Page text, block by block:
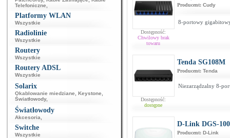
Telefoniczne
Platformy WLAN
Wszystkie
Radiolinie
Wszystkie
Routery
Wszystkie
Routery ADSL
Wszystkie
Solarix
Okablowanie miedziane Keystone
Światłowody,
Światłowody
Akcesoria
Switche
Wszystkie
Dostępność:
Chwilowy brak
towaru
Producent: Cudy
8-portowy
Dostępność:
dostępne
Tenda SG108M
Producent: Tenda
Niezarządzalny 8-
D-Link DGS-
Producent: D-Link